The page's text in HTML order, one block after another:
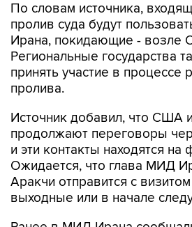
По словам источника,
пролив суда будут
Ирана, покидающие - возле
Региональные государства
принять участие в процессе
пролива.
Источник добавил, что США
продолжают переговоры
и эти контакты находятся на
Ожидается, что глава МИД
Аракчи отправится с
выходные или в начале